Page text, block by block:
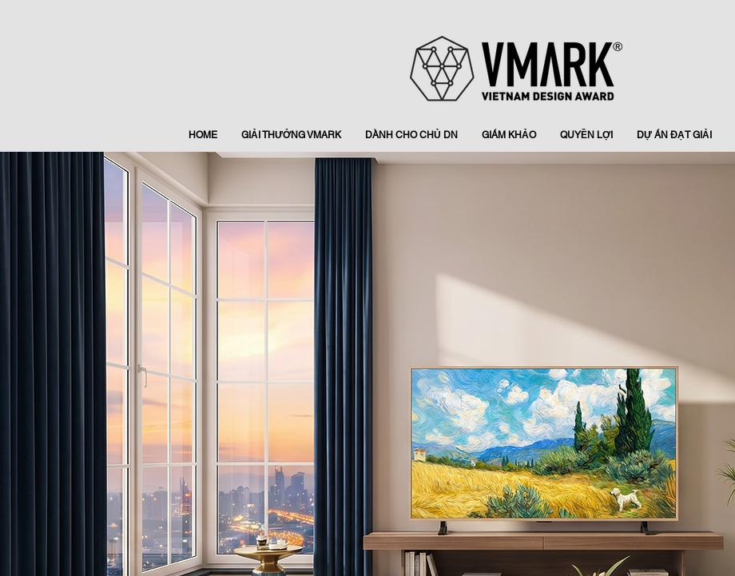
HOME GIẢI THƯỞNG VMARK DÀNH CHO CHỦ DN GIÁM KHẢO QUYỀN LỢI DỰ ÁN ĐẠT GIẢI